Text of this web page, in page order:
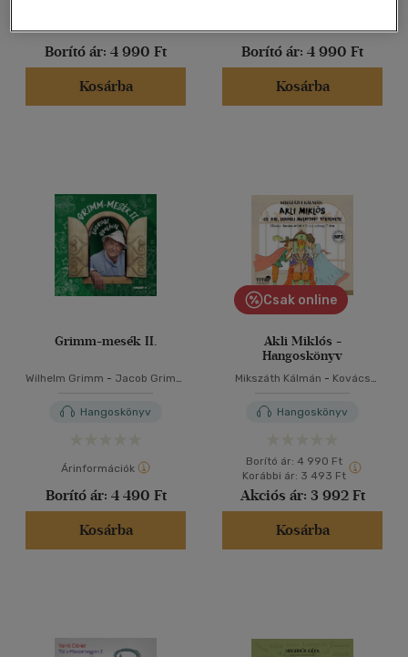
Borító ár: 4 990 Ft
Kosárba
Borító ár: 4 990 Ft
Kosárba
Grimm-mesék II.
Wilhelm Grimm - Jacob Grimm
Hangoskönyv
Árinformációk
Borító ár: 4 490 Ft
Kosárba
Csak online
Akli Miklós -
Hangoskönyv
Mikszáth Kálmán - Kovács
Hangoskönyv
Borító ár: 4 990 Ft
Korábbi ár: 3 493 Ft
Akciós ár: 3 992 Ft
Kosárba